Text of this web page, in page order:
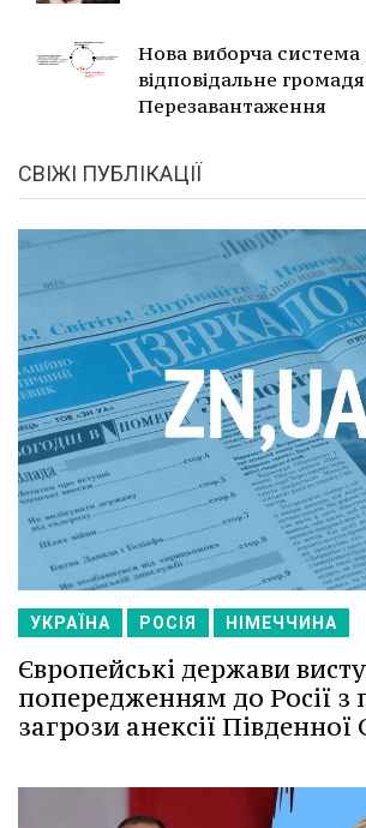
Нова виборча система
відповідальне
Перезавантаження
СВІЖІ ПУБЛІКАЦІЇ
УКРАЇНА РОСІЯ НІМЕЧЧИНА
Європейські держави
попередженням до Росії з
загрози анексії Південної